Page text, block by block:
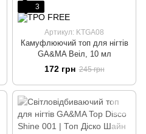
3
Артикул: KTGA08
Камуфлюючий топ для нігтів
GA&MA Веіл, 10 мл
172 грн 245 грн